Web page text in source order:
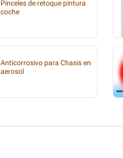
Pinceles de retoque pintura
coche
Anticorrosivo para Chasis en
aerosol